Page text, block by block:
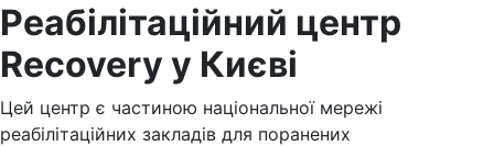
Реабілітаційний центр
Recovery у Києві
Цей центр є частиною національної мережі
реабілітаційних закладів для поранених